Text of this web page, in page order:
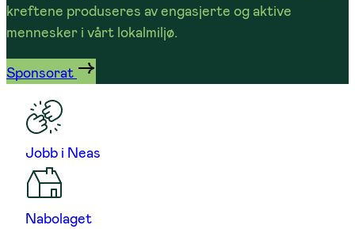
kreftene produseres av engasjerte og aktive
mennesker i vårt lokalmiljø.
Sponsorat
Jobb i Neas
Nabolaget